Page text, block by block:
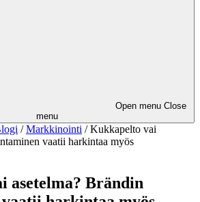
Open menu Close
menu
/Markkinointi /Kukkapelto vai
vaatii harkintaa myös
asetelma? Brändin